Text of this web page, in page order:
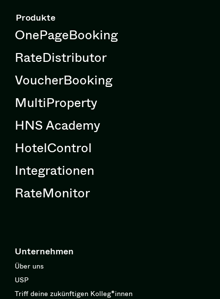
Produkte
OnePageBooking
RateDistributor
VoucherBooking
MultiProperty
HNS Academy
HotelControl
Integrationen
RateMonitor
Unternehmen
Über uns
USP
Triff deine zukünftigen Kolleg*innen